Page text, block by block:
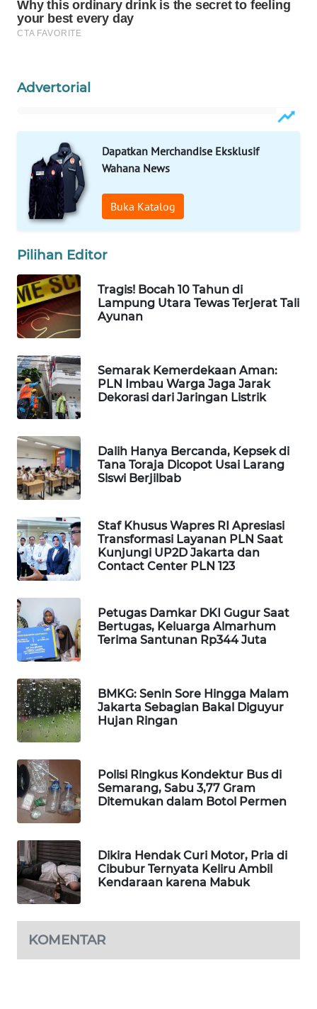
Advertorial
Dapatkan Merchandise Eksklusif
Wahana News
Buka Katalog
Pilihan Editor
Tragis! Bocah 10 Tahun di
Lampung Utara Tewas Terjerat Tali
Ayunan
Semarak Kemerdekaan Aman:
PLN Imbau Warga Jaga Jarak
Dekorasi dari Jaringan Listrik
Dalih Hanya Bercanda, Kepsek di
Tana Toraja Dicopot Usai Larang
Siswi Berjilbab
Staf Khusus Wapres RI Apresiasi
Transformasi Layanan PLN Saat
Kunjungi UP2D Jakarta dan
Contact Center PLN 123
Petugas Damkar DKI Gugur Saat
Bertugas, Keluarga Almarhum
Terima Santunan Rp344 Juta
BMKG: Senin Sore Hingga Malam
Jakarta Sebagian Bakal Diguyur
Hujan Ringan
Polisi Ringkus Kondektur Bus di
Semarang, Sabu 3,77 Gram
Ditemukan dalam Botol Permen
Dikira Hendak Curi Motor, Pria di
Cibubur Ternyata Keliru Ambil
Kendaraan karena Mabuk
KOMENTAR
TANI
WAHANA
KONSUMEN
WAHANA
LISTRIK
WAHANA
WAHANA
TV
WAHANANEWS
ID
WAHANANEWS
WAHANANEWS
NET
WAHANA
SPORT
WAHANA
UMKM
WAHANA
SELEB
PERSONA
WAHANA
OTOMOTIF
WAHANA
HEALTH
DESA
WISATA
LAPAK